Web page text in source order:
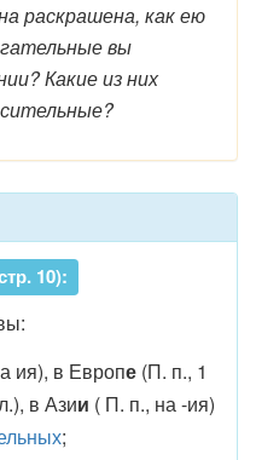
раскрашена, как ею
вы
Какие из них
10):
ия), в Европе(П. п., 1
в Азии ( П. п., на -ия)
;